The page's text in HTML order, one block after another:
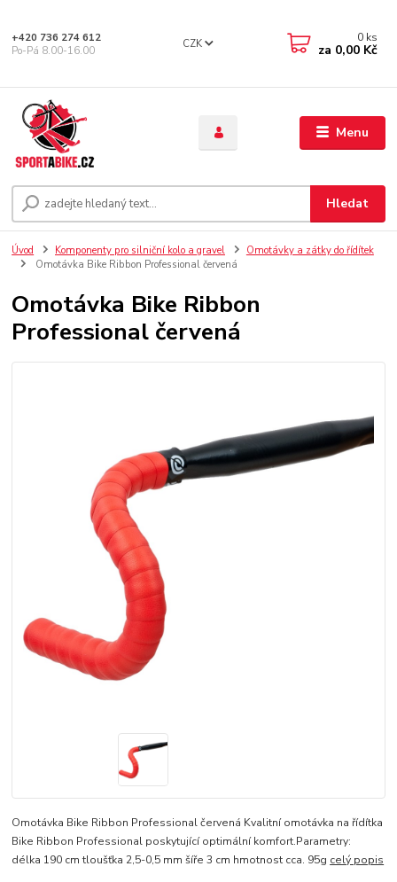
Menu
CZK
Hledat
+420 736 274 612
Po-Pá 8.00-16.00
0 ks
za 0,00 Kč
Úvod Komponenty pro silniční kolo a gravel
Omotávky a zátky do řídítek
Omotávka Bike Ribbon Professional červená
Omotávka Bike Ribbon
Professional červená
Omotávka Bike Ribbon Professional červená Kvalitní omotávka na řídítka
Bike Ribbon Professional poskytující optimální komfort.Parametry:
délka 190 cm tloušťka 2,5-0,5 mm šíře 3 cm hmotnost cca. 95g celý popis